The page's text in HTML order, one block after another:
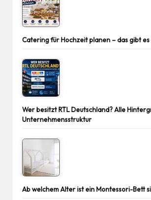
Catering für Hochzeit planen – das gibt
Wer besitzt RTL Deutschland? Alle
Unternehmensstruktur
Ab welchem Alter ist ein Montessori-Bett